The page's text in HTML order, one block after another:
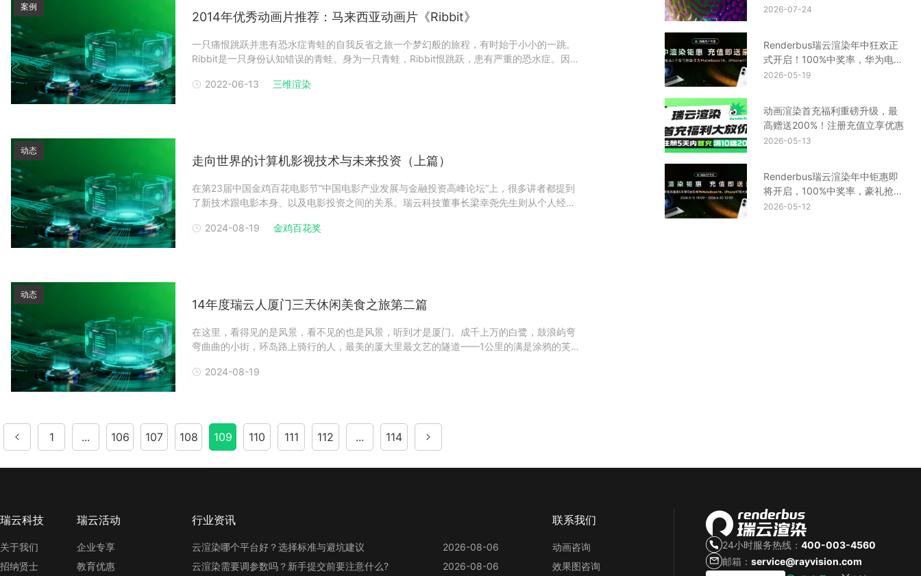
2014年优秀动画片推荐：马来西亚动画片《Ribbit》
一只痛恨跳跃并患有恐水症青蛙的自我反省之旅一个梦幻般的旅程，有时始于小小的一跳。
Ribbit是一只身份认知错误的青蛙。身为一只青蛙，Ribbit恨跳跃，患有严重的恐水症。因为
义。Ribbit和他最好的朋友一只飞鼠，踏上了自我反省的旅程。在亚马逊雨林的壮丽
2022-06-13 三维渲染
案例
走向世界的计算机影视技术与未来投资（上篇）
在第23届中国金鸡百花电影节“中国电影产业发展与金融投资高峰论坛“上，很多讲者都提到
了新技术跟电影本身、以及电影投资之间的关系。瑞云科技董事长梁幸尧先生则从个人经历
络领域的系统集成公司工作，我们卖的解决方案包含当时最先进的网络产品、计算机视觉、
2024-08-19 金鸡百花奖
动态
14年度瑞云人厦门三天休闲美食之旅第二篇
在这里，看得见的是风景，看不见的也是风景，听到才是厦门。成千上万的白鹭，鼓浪屿弯
弯曲曲的小街，环岛路上骑行的人，最美的厦大里最文艺的隧道——1公里的满是涂鸦的芙蓉
天时的闽南语，是戏台上咿呀的古老的南音歌仔戏，是鼓浪屿小巷深幽的琴声。 厦门有着丰
2024-08-19
动态
1 ... 106 107 108 109 110 111 112 ... 114
2026-07-24
Renderbus瑞云渲染年中狂欢正
式开启！100%中奖率，华为电
脑、iPhone17等你来拿
2026-05-19
动画渲染首充福利重磅升级，最
高赠送200%！注册充值立享优惠
2026-05-13
Renderbus瑞云渲染年中钜惠即
将开启，100%中奖率，豪礼抢先
看！
2026-05-12
瑞云科技
关于我们
招纳贤士
瑞云活动
企业专享
教育优惠
行业资讯
云渲染哪个平台好？选择标准与避坑建议
2026-08-06
云渲染需要调参数吗？新手提交前要注意什么?
2026-08-06
联系我们
动画咨询
效果图咨询
24小时服务热线：400-003-4560
邮箱：service@rayvision.com